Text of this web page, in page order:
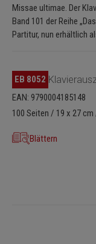
Missae ultimae. Der
Band 101 der Reihe
Partitur, nun erhältlich
EB 8052
EAN: 9790004185148
100 Seiten / 19 x 27
Blättern